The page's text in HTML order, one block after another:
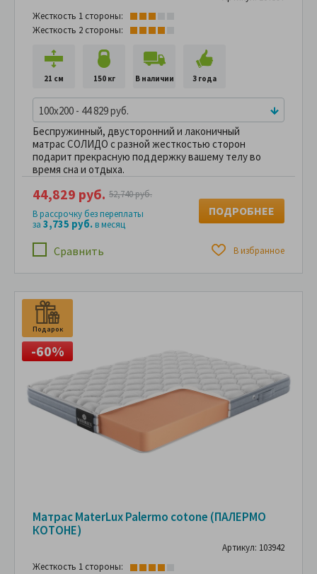
Жесткость 1 стороны:
Жесткость 2 стороны:
21 см 150 кг В наличии 3 года
100x200 - 44 829 руб.
Беспружинный, двусторонний и лаконичный
матрас СОЛИДО с разной жесткостью сторон
подарит прекрасную поддержку вашему телу во
время сна и отдыха.
Сравнить В избранное
44,829 руб. 52,740 руб.
В рассрочку без переплаты
за 3,735 руб.в месяц
ПОДРОБНЕЕ
Подарок
-60%
Матрас MaterLux Palermo cotone (ПАЛЕРМО
КОТОНЕ)
Артикул: 103942
Жесткость 1 стороны: